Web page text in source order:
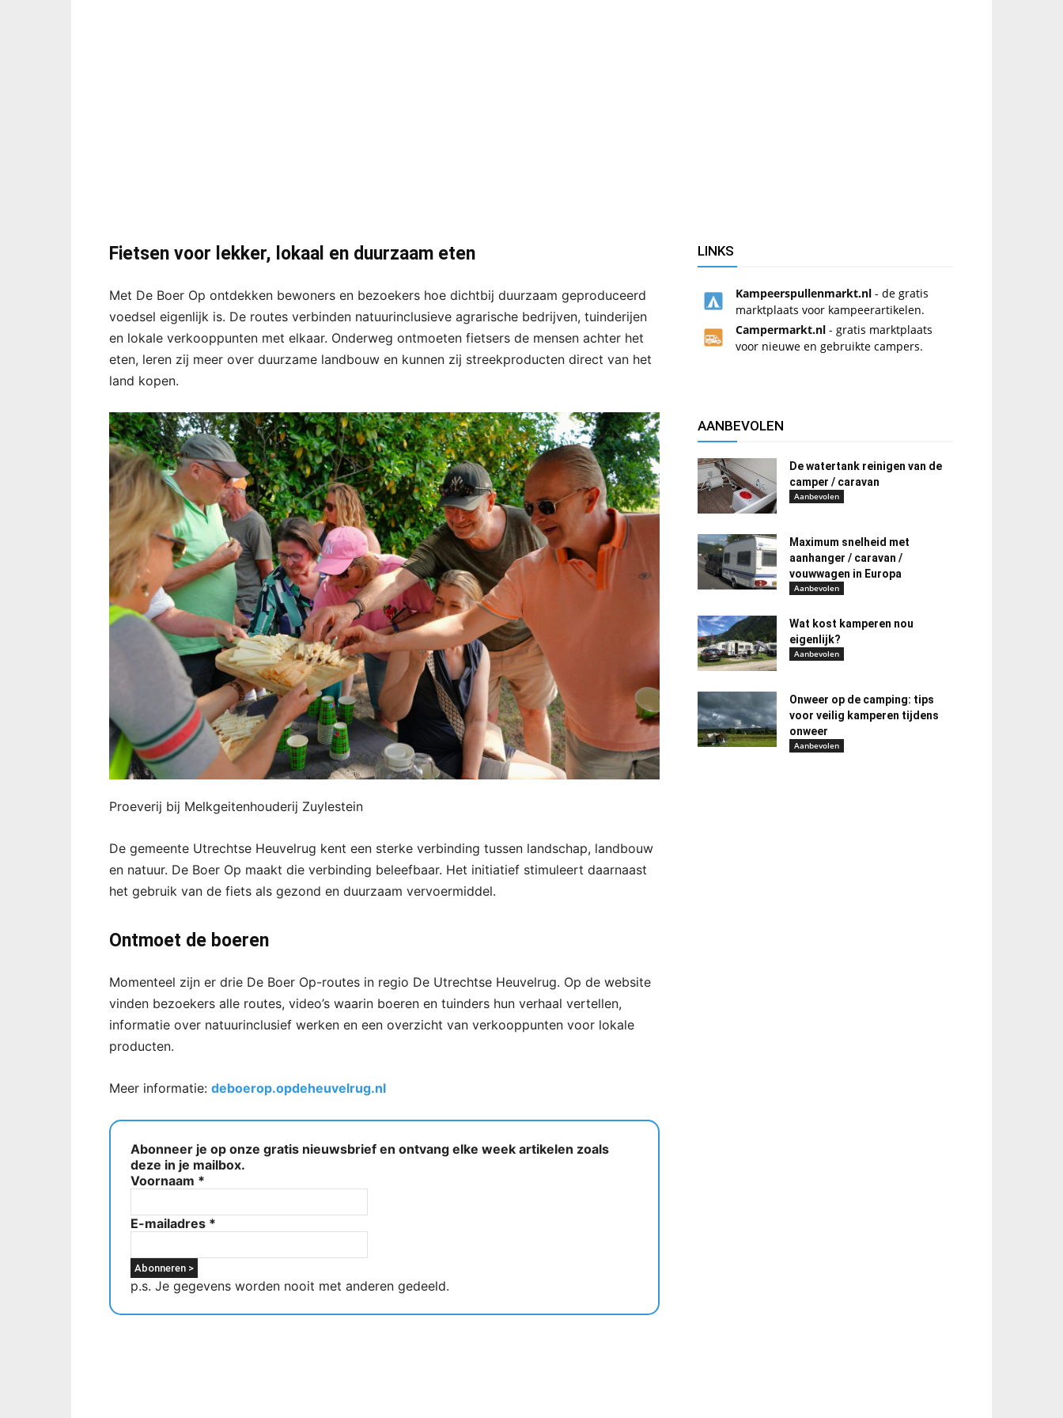
Fietsen voor lekker, lokaal en duurzaam eten
Met De Boer Op ontdekken bewoners en bezoekers hoe dichtbij duurzaam geproduceerd
voedsel eigenlijk is. De routes verbinden natuurinclusieve agrarische bedrijven, tuinderijen
en lokale verkooppunten met elkaar. Onderweg ontmoeten fietsers de mensen achter het
eten, leren zij meer over duurzame landbouw en kunnen zij streekproducten direct van het
land kopen.
Proeverij bij Melkgeitenhouderij Zuylestein
De gemeente Utrechtse Heuvelrug kent een sterke verbinding tussen landschap, landbouw
en natuur. De Boer Op maakt die verbinding beleefbaar. Het initiatief stimuleert daarnaast
het gebruik van de fiets als gezond en duurzaam vervoermiddel.
Ontmoet de boeren
Momenteel zijn er drie De Boer Op-routes in regio De Utrechtse Heuvelrug. Op de website
vinden bezoekers alle routes, video’s waarin boeren en tuinders hun verhaal vertellen,
informatie over natuurinclusief werken en een overzicht van verkooppunten voor lokale
producten.
Meer informatie: deboerop.opdeheuvelrug.nl
Abonneer je op onze gratis nieuwsbrief en ontvang elke week artikelen zoals
deze in je mailbox.
Voornaam *
E-mailadres *
p.s. Je gegevens worden nooit met anderen gedeeld.
LINKS
Kampeerspullenmarkt.nl - de gratis
marktplaats voor kampeerartikelen.
Campermarkt.nl - gratis marktplaats
voor nieuwe en gebruikte campers.
AANBEVOLEN
De watertank reinigen van de
camper / caravan
Aanbevolen
Maximum snelheid met
aanhanger / caravan /
vouwwagen in Europa
Aanbevolen
Wat kost kamperen nou
eigenlijk?
Aanbevolen
Onweer op de camping: tips
voor veilig kamperen tijdens
onweer
Aanbevolen